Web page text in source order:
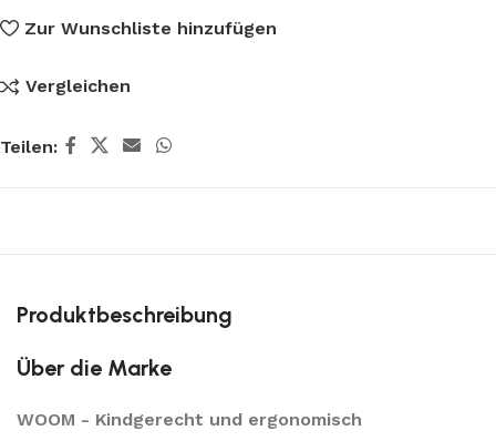
Zur Wunschliste hinzufügen
Vergleichen
Teilen:
Produktbeschreibung
Über die Marke
WOOM - Kindgerecht und ergonomisch